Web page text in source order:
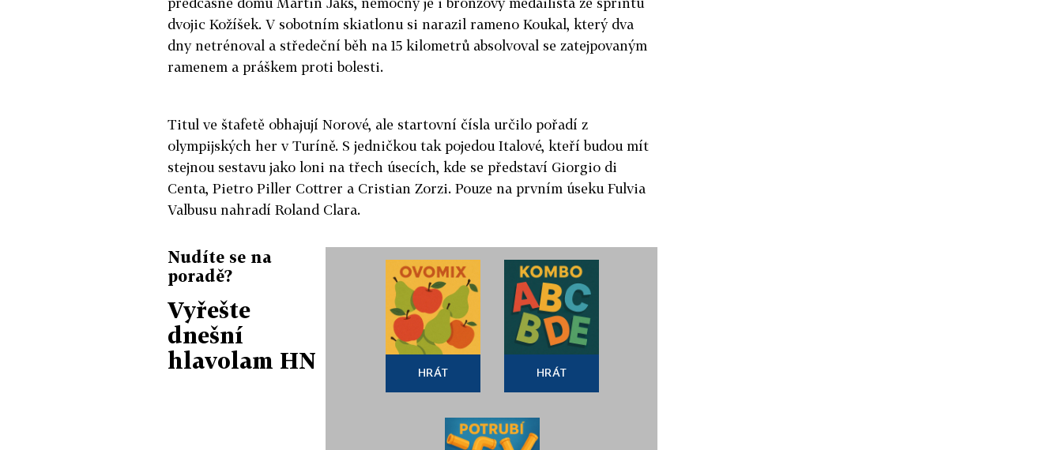
dvojic Kožíšek. V sobotním skiatlonu si narazil rameno Koukal, který dva
dny netrénoval a středeční běh na 15 kilometrů absolvoval se zatejpovaným
ramenem a práškem proti bolesti.
Titul ve štafetě obhajují Norové, ale startovní čísla určilo pořadí z
olympijských her v Turíně. S jedničkou tak pojedou Italové, kteří budou mít
stejnou sestavu jako loni na třech úsecích, kde se představí Giorgio di
Centa, Pietro Piller Cottrer a Cristian Zorzi. Pouze na prvním úseku Fulvia
Valbusu nahradí Roland Clara.
Nudíte se na
poradě?
Vyřešte
dnešní
hlavolam HN
HRÁT HRÁT